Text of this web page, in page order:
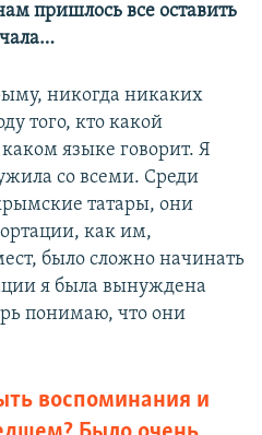
пришлось все оставить
никогда никаких
того, кто какой
языке говорит. Я
со всеми. Среди
татары, они
как им,
было сложно начинать
я была вынуждена
понимаю, что они
воспоминания и